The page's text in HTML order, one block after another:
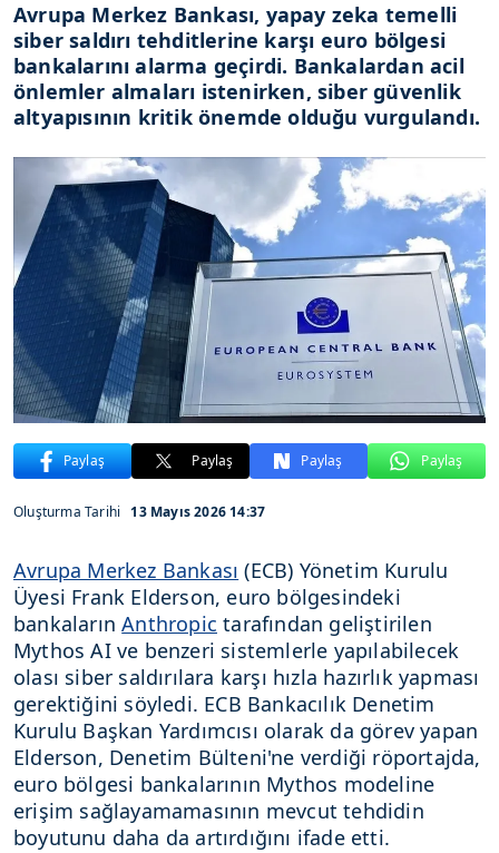
Avrupa Merkez Bankası, yapay zeka temelli
siber saldırı tehditlerine karşı euro bölgesi
bankalarını alarma geçirdi. Bankalardan acil
önlemler almaları istenirken, siber güvenlik
altyapısının kritik önemde olduğu vurgulandı.
Paylaş Paylaş Paylaş Paylaş
Oluşturma Tarihi 13 Mayıs 2026 14:37
Avrupa Merkez Bankası (ECB) Yönetim Kurulu
Üyesi Frank Elderson, euro bölgesindeki
bankalarınAnthropic tarafından geliştirilen
Mythos AI ve benzeri sistemlerle yapılabilecek
olası siber saldırılara karşı hızla hazırlık yapması
gerektiğini söyledi. ECB Bankacılık Denetim
Kurulu Başkan Yardımcısı olarak da görev yapan
Elderson, Denetim Bülteni'ne verdiği röportajda,
euro bölgesi bankalarının Mythos modeline
erişim sağlayamamasının mevcut tehdidin
boyutunu daha da artırdığını ifade etti.